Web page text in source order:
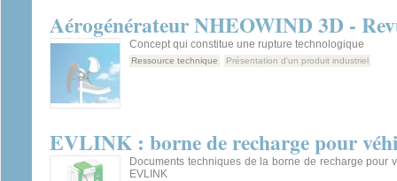
Aérogénérateur NHEOWIND 3D -
Concept qui constitue une rupture technologique
Ressource technique Présentation d'un produit industriel
EVLINK : borne de recharge pour
Documents techniques de la borne de recharge pour
EVLINK